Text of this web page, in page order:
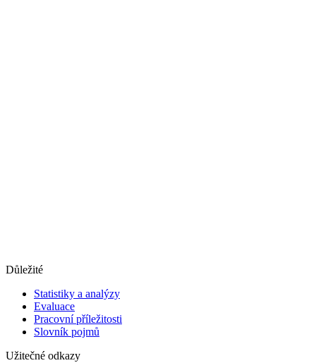
Důležité
Statistiky a analýzy
Evaluace
Pracovní příležitosti
Slovník pojmů
Užitečné odkazy